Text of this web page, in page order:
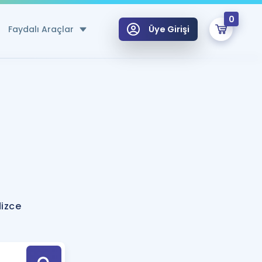
Faydalı Araçlar
Hesaplama Aracı
için Öneriler
Tek Takvimde
Üye Girişi
0